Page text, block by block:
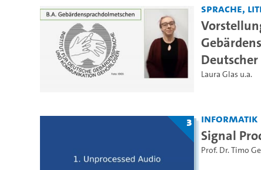
Sprache,
Laura Glas u.a.
3 Informatik
Signal
Prof. Dr. Timo